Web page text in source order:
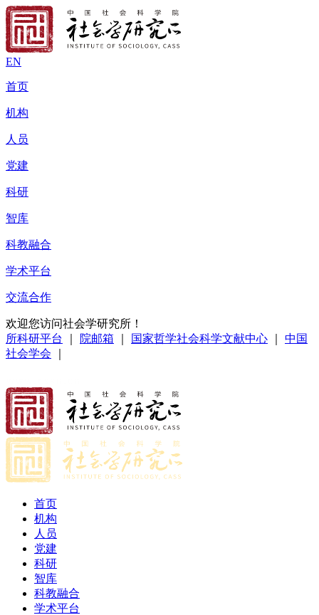
EN
首页
机构
人员
党建
科研
智库
科教融合
学术平台
交流合作
欢迎您访问社会学研究所！
所科研平台
院邮箱 国家哲学社会科学文献中心
中国
社会学会
首页
机构
人员
党建
科研
智库
科教融合
学术平台